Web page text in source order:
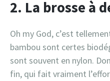
2. La brosse à
Oh my God, c’est
bambou sont certes
sont souvent en nylon.
fin, qui fait vraiment